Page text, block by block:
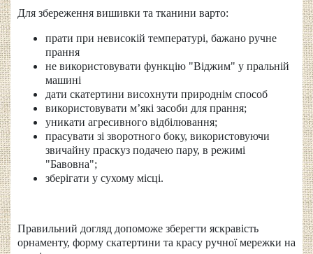
Для збереження вишивки та тканини варто:
прати при невисокій температурі, бажано ручне
прання
не використовувати функцію "Віджим" у пральній
машині
дати скатертини висохнути природнім способ
використовувати м’які засоби для прання;
уникати агресивного відбілювання;
прасувати зі зворотного боку, використовуючи
звичайну праскуз подачею пару, в режимі
"Бавовна";
зберігати у сухому місці.
Правильний догляд допоможе зберегти яскравість
орнаменту, форму скатертини та красу ручної мережки на